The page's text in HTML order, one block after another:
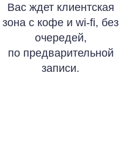
Вас ждет клиентская
зона с кофе и wi-fi, без
очередей,
по предварительной
записи.